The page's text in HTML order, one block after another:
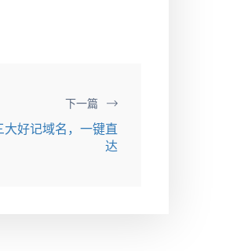
下一篇
好记域名，一键直
达